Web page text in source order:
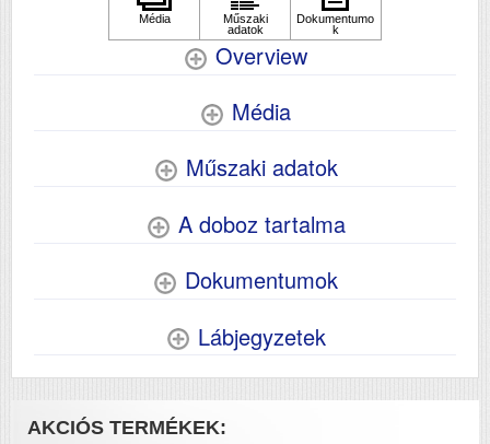
Overview
Média
Műszaki adatok
A doboz tartalma
Dokumentumok
Lábjegyzetek
AKCIÓS TERMÉKEK: